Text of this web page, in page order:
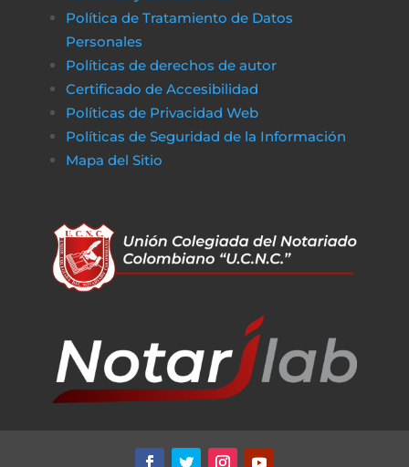
Política de Tratamiento de Datos
Personales
Políticas de derechos de autor
Certificado de Accesibilidad
Políticas de Privacidad Web
Políticas de Seguridad de la Información
Mapa del Sitio